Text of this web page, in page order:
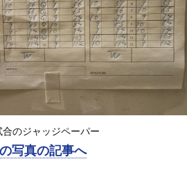
合のジャッジペーパー
写真の記事へ